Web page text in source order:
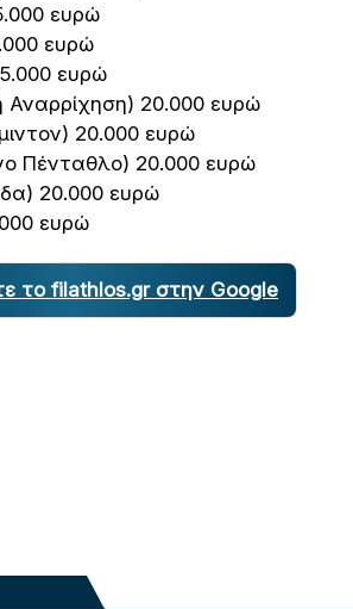
ευρώ
ευρώ
ευρώ
Αναρρίχηση) 20.000 ευρώ
20.000 ευρώ
Πένταθλο) 20.000 ευρώ
20.000 ευρώ
ευρώ
το filathlos.gr στην Google